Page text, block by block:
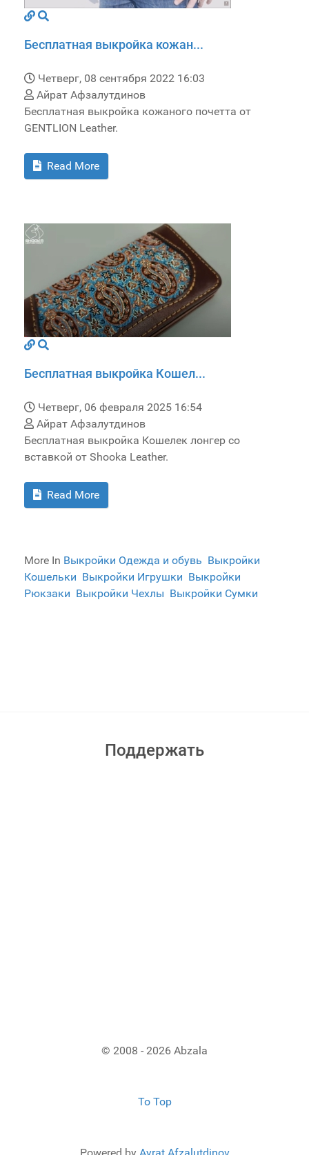
Бесплатная выкройка кожан...
Четверг, 08 сентября 2022 16:03
Айрат Афзалутдинов
Бесплатная выкройка кожаного почетта от
GENTLION Leather.
Read More
Бесплатная выкройка Кошел...
Четверг, 06 февраля 2025 16:54
Айрат Афзалутдинов
Бесплатная выкройка Кошелек лонгер со
вставкой от Shooka Leather.
Read More
More In Выкройки Одежда и обувь Выкройки
Кошельки Выкройки Игрушки Выкройки
Рюкзаки Выкройки Чехлы Выкройки Сумки
Поддержать
© 2008 - 2026 Abzala
To Top